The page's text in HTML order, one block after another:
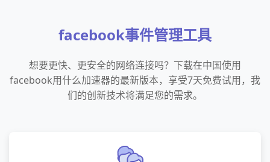
facebook事件管理工具
想要更快、更安全的网络连接吗？下载在中国使用
facebook用什么加速器的最新版本，享受7天免费试用，我
们的创新技术将满足您的需求。